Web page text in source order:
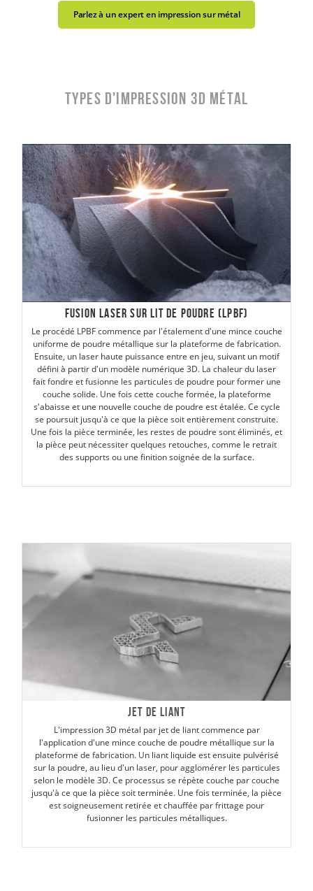
Parlez à un expert en impression sur métal
Types d'impression 3D métal
Fusion laser sur lit de poudre (LPBF)
Le procédé LPBF commence par l'étalement d'une mince couche
uniforme de poudre métallique sur la plateforme de fabrication.
Ensuite, un laser haute puissance entre en jeu, suivant un motif
défini à partir d'un modèle numérique 3D. La chaleur du laser
fait fondre et fusionne les particules de poudre pour former une
couche solide. Une fois cette couche formée, la plateforme
s'abaisse et une nouvelle couche de poudre est étalée. Ce cycle
se poursuit jusqu'à ce que la pièce soit entièrement construite.
Une fois la pièce terminée, les restes de poudre sont éliminés, et
la pièce peut nécessiter quelques retouches, comme le retrait
des supports ou une finition soignée de la surface.
Jet de liant
L'impression 3D métal par jet de liant commence par
l'application d'une mince couche de poudre métallique sur la
plateforme de fabrication. Un liant liquide est ensuite pulvérisé
sur la poudre, au lieu d'un laser, pour agglomérer les particules
selon le modèle 3D. Ce processus se répète couche par couche
jusqu'à ce que la pièce soit terminée. Une fois terminée, la pièce
est soigneusement retirée et chauffée par frittage pour
fusionner les particules métalliques.